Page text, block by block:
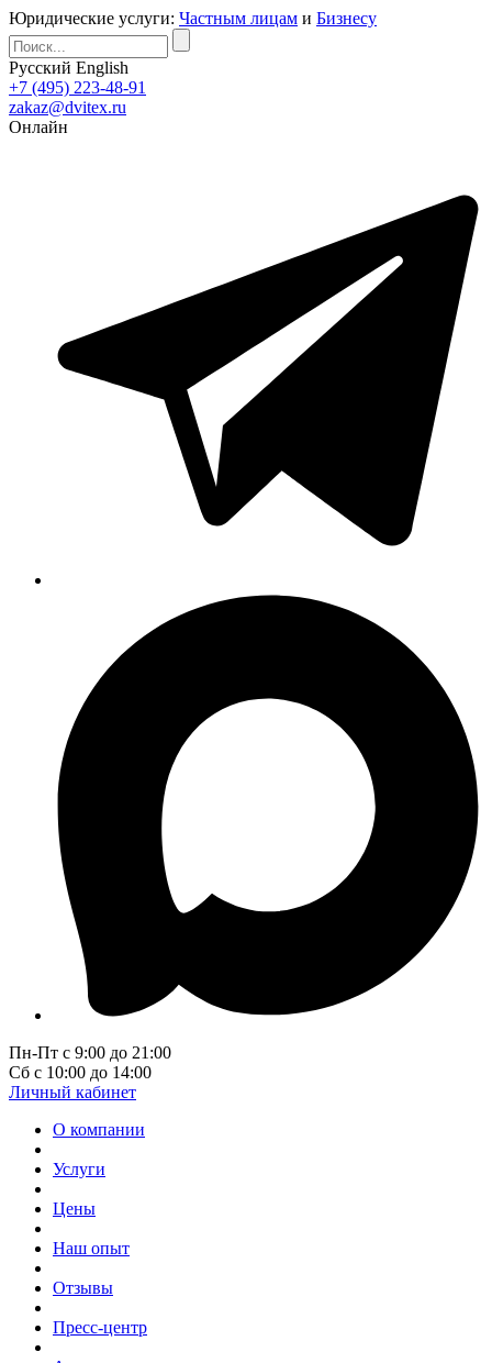
Юридические услуги: Частным лицам и Бизнесу
Русский English
+7 (495) 223-48-91
zakaz@dvitex.ru
Онлайн
Пн-Пт с 9:00 до 21:00
Сб с 10:00 до 14:00
Личный кабинет
О компании
Услуги
Цены
Наш опыт
Отзывы
Пресс-центр